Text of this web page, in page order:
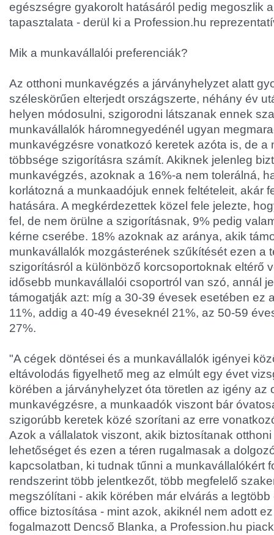
egészségre gyakorolt hatásáról pedig megoszlik
tapasztalata - derül ki a Profession.hu
Mik a munkavállalói preferenciák?
Az otthoni munkavégzés a járványhelyzet alatt
széleskörűen elterjedt országszerte, néhány év
helyen módosulni, szigorodni látszanak ennek
munkavállalók háromnegyedénél ugyan
munkavégzésre vonatkozó keretek azóta is, de a
többsége szigorításra számít. Akiknek jelenleg
munkavégzés, azoknak a 16%-a nem tolerálná,
korlátozná a munkaadójuk ennek feltételeit, akár
hatására. A megkérdezettek közel fele jelezte,
fel, de nem örülne a szigorításnak, 9% pedig
kérne cserébe. 18% azoknak az aránya, akik
munkavállalók mozgásterének szűkítését ezen a
szigorításról a különböző korcsoportoknak eltérő
idősebb munkavállalói csoportról van szó, annál
támogatják azt: míg a 30-39 évesek esetében ez
11%, addig a 40-49 éveseknél 21%, az 50-59
27%.
"A cégek döntései és a munkavállalók igényei
eltávolodás figyelhető meg az elmúlt egy évet
körében a járványhelyzet óta töretlen az igény az
munkavégzésre, a munkaadók viszont bár
szigorúbb keretek közé szorítani az erre
Azok a vállalatok viszont, akik biztosítanak
lehetőséget és ezen a téren rugalmasak a
kapcsolatban, ki tudnak tűnni a munkavállalókért
rendszerint több jelentkezőt, több megfelelő
megszólítani - akik körében már elvárás a
office biztosítása - mint azok, akiknél nem adott
fogalmazott Dencső Blanka, a Profession.hu